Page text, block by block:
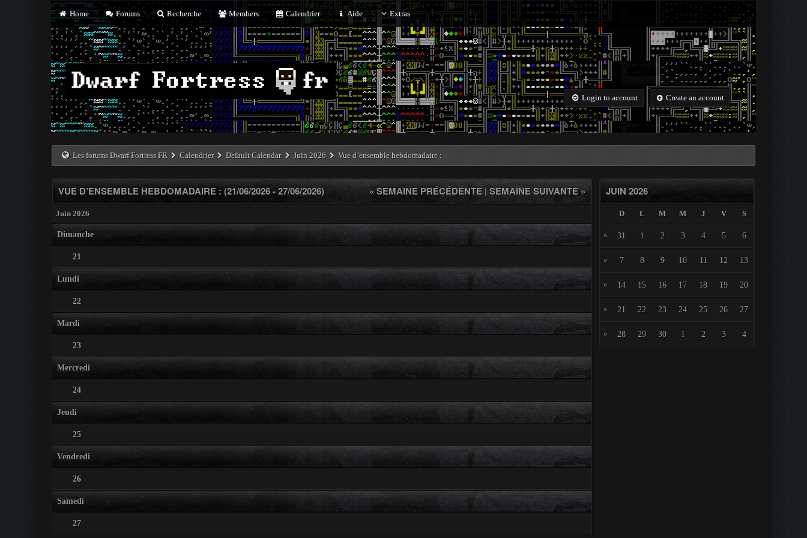
Home Forums Recherche Members Calendrier Aide Extras
Login to account Create an account
Les forums Dwarf Fortress FR Calendrier Default Calendar Juin 2026 Vue d’ensemble hebdomadaire :
« SEMAINE PRÉCÉDENTE |SEMAINE SUIVANTE »
VUE D’ENSEMBLE HEBDOMADAIRE : (21/06/2026 - 27/06/2026)
Juin 2026
Dimanche
21
Lundi
22
Mardi
23
Mercredi
24
Jeudi
25
Vendredi
26
Samedi
27
JUIN 2026
D L M M J V S
» 31 1 2 3 4 5 6
» 7 8 9 10 11 12 13
» 14 15 16 17 18 19 20
» 21 22 23 24 25 26 27
» 28 29 30 1 2 3 4